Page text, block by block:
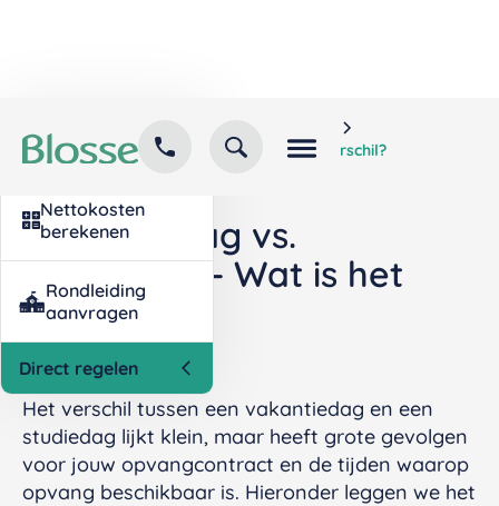
Kind inschrijven
opvang
Nettokosten
berekenen
Rondleiding
aanvragen
Direct regelen
Vakantiedag vs. Studiedag – Wat is het verschil?
Vakantiedag vs.
Studiedag – Wat is het
verschil?
Het verschil tussen een vakantiedag en een
studiedag lijkt klein, maar heeft grote gevolgen
voor jouw opvangcontract en de tijden waarop
opvang beschikbaar is. Hieronder leggen we het